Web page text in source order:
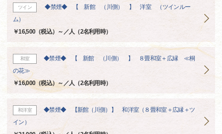
ツイン
◆禁煙◆ 【 新館 （川側） 】 洋室 （ツインルー
ム）
￥16,500（税込）～／人（2名利用時）
和室
◆禁煙◆ 【 新館 （川側） 】 ８畳和室＋広縁 ≪桐
の花≫
￥16,000（税込）～／人（2名利用時）
和洋室
◆禁煙◆ 【新館（川側）】 和洋室（８畳和室＋広縁＋ツ
イン）